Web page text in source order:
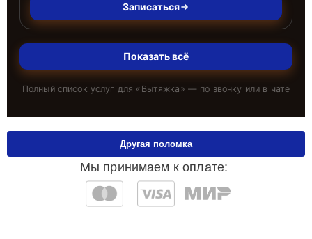
Записаться
Показать всё
Полный список услуг для « Вытяжка » — по звонку или в чате
Мы принимаем к оплате:
Другая поломка